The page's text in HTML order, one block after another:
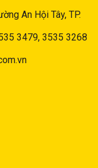
An Hội Tây, TP.
3479, 3535 3268